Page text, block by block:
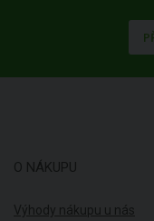
O NÁKUPU
Výhody nákupu u nás